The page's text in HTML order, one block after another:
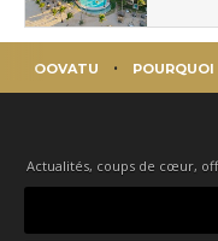
OOVATU POURQUOI
Actualités, coups de cœur,
e-